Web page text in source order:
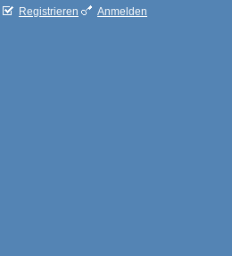
Registrieren Anmelden